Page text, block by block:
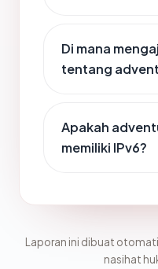
Di mana
tentang
Apakah
memiliki IPv6?
Laporan ini dibuat
nasihat